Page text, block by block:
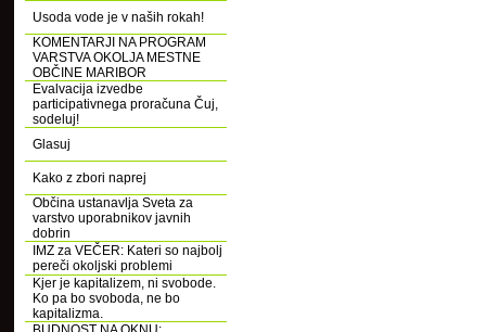
Usoda vode je v naših rokah!
KOMENTARJI NA PROGRAM
VARSTVA OKOLJA MESTNE
OBČINE MARIBOR
Evalvacija izvedbe
participativnega proračuna Čuj,
sodeluj!
Glasuj
Kako z zbori naprej
Občina ustanavlja Sveta za
varstvo uporabnikov javnih
dobrin
IMZ za VEČER: Kateri so najbolj
pereči okoljski problemi
Kjer je kapitalizem, ni svobode.
Ko pa bo svoboda, ne bo
kapitalizma.